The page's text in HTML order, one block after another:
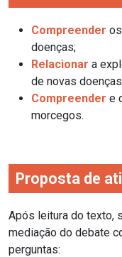
Compreender
doenças;
Relacionar a
de novas
Compreender e
morcegos.
Proposta de
Após leitura do texto,
mediação do debate
perguntas: